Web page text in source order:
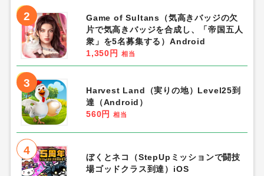
2
Game of Sultans（気高きバッジの欠
片で気高きバッジを合成し、「帝国五人
衆」を5名募集する）Android
1,350円
相当
3
Harvest Land（実りの地）Level25到
達（Android）
560円
相当
4
ぼくとネコ（StepUpミッションで闘技
場ゴッドクラス到達）iOS